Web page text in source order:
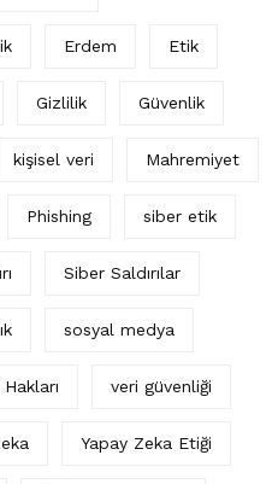
Erdem Etik
Gizlilik Güvenlik
kişisel veri Mahremiyet
Phishing siber etik
Siber Saldırılar
sosyal medya
veri güvenliği
Yapay Zeka Etiği